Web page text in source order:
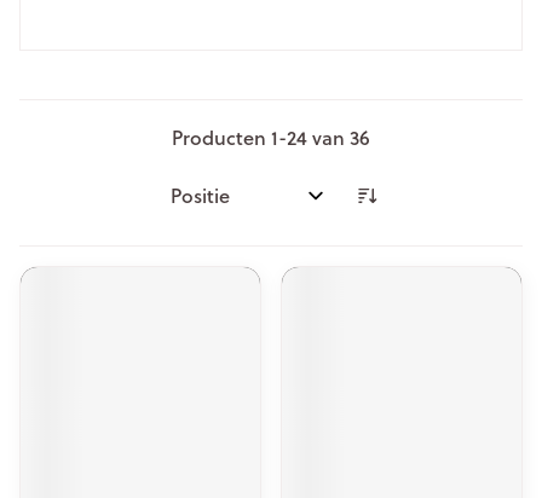
Producten 1-24van 36
Sorteer op: